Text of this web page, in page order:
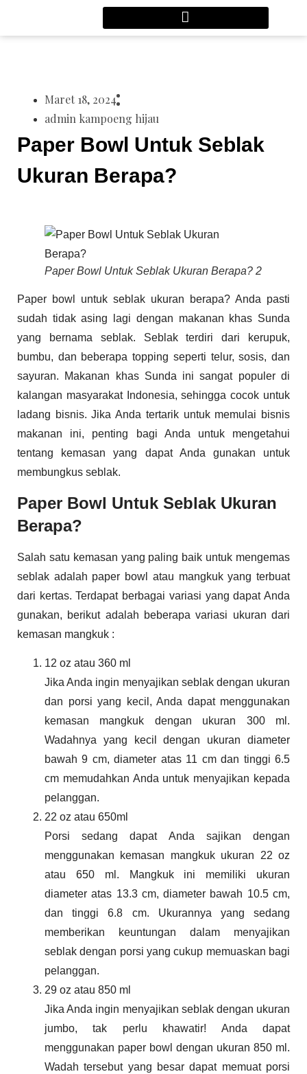
Maret 18, 2024
admin kampoeng hijau
Paper Bowl Untuk Seblak
Ukuran Berapa?
Paper Bowl Untuk Seblak Ukuran Berapa? 2
Paper bowl untuk seblak ukuran berapa? Anda pasti
sudah tidak asing lagi dengan makanan khas Sunda
yang bernama seblak. Seblak terdiri dari kerupuk,
bumbu, dan beberapa topping seperti telur, sosis, dan
sayuran. Makanan khas Sunda ini sangat populer di
kalangan masyarakat Indonesia, sehingga cocok untuk
ladang bisnis. Jika Anda tertarik untuk memulai bisnis
makanan ini, penting bagi Anda untuk mengetahui
tentang kemasan yang dapat Anda gunakan untuk
membungkus seblak.
Paper Bowl Untuk Seblak Ukuran
Berapa?
Salah satu kemasan yang paling baik untuk mengemas
seblak adalah paper bowl atau mangkuk yang terbuat
dari kertas. Terdapat berbagai variasi yang dapat Anda
gunakan, berikut adalah beberapa variasi ukuran dari
kemasan mangkuk :
12 oz atau 360 ml
Jika Anda ingin menyajikan seblak dengan ukuran
dan porsi yang kecil, Anda dapat menggunakan
kemasan mangkuk dengan ukuran 300 ml.
Wadahnya yang kecil dengan ukuran diameter
bawah 9 cm, diameter atas 11 cm dan tinggi 6.5
cm memudahkan Anda untuk menyajikan kepada
pelanggan.
22 oz atau 650ml
Porsi sedang dapat Anda sajikan dengan
menggunakan kemasan mangkuk ukuran 22 oz
atau 650 ml. Mangkuk ini memiliki ukuran
diameter atas 13.3 cm, diameter bawah 10.5 cm,
dan tinggi 6.8 cm. Ukurannya yang sedang
memberikan keuntungan dalam menyajikan
seblak dengan porsi yang cukup memuaskan bagi
pelanggan.
29 oz atau 850 ml
Jika Anda ingin menyajikan seblak dengan ukuran
jumbo, tak perlu khawatir! Anda dapat
menggunakan paper bowl dengan ukuran 850 ml.
Wadah tersebut yang besar dapat memuat porsi